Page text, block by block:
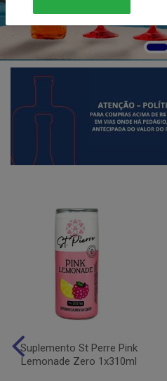
Suplemento St Perre Pink
Lemonade Zero 1x310ml